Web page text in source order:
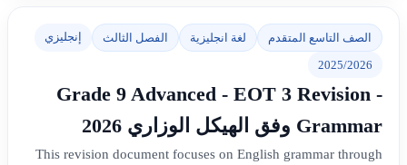
الصف التاسع المتقدم لغة انجليزية الفصل الثالث إنجليزي
2025/2026
Grade 9 Advanced - EOT 3 Revision -
Grammar وفق الهيكل الوزاري 2026
This revision document focuses on English grammar through